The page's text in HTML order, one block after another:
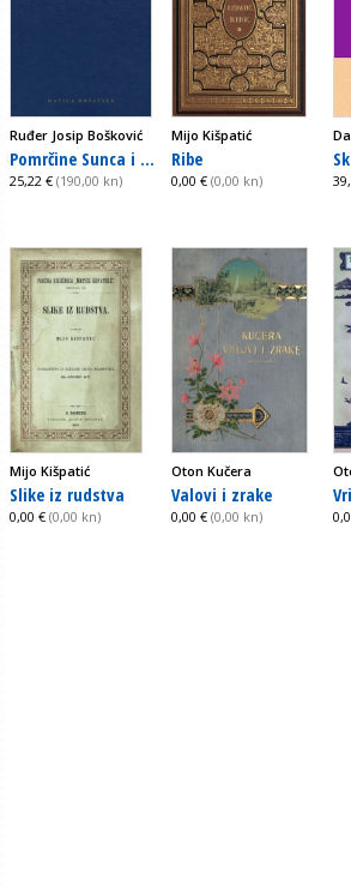
Ruđer Josip Bošković
Pomrčine Sunca i ...
25,22 € (190,00 kn)
Mijo Kišpatić
Ribe
0,00 € (0,00 kn)
Mijo Kišpatić
Slike iz rudstva
0,00 € (0,00 kn)
Oton Kučera
Valovi i zrake
0,00 € (0,00 kn)